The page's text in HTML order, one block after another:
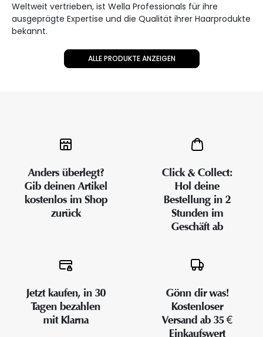
Weltweit vertrieben, ist Wella Professionals für ihre
ausgeprägte Expertise und die Qualität ihrer Haarprodukte
bekannt.
ALLE PRODUKTE ANZEIGEN
Anders überlegt?
Gib deinen Artikel
kostenlos im Shop
zurück
Click & Collect:
Hol deine
Bestellung in 2
Stunden im
Geschäft ab
Jetzt kaufen, in 30
Tagen bezahlen
mit Klarna
Gönn dir was!
Kostenloser
Versand ab 35 €
Einkaufswert